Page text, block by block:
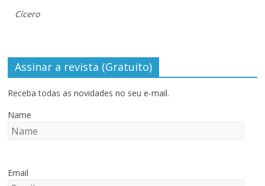
Cícero
Assinar a revista (Gratuito)
Receba todas as novidades no seu e-mail.
Name
Email